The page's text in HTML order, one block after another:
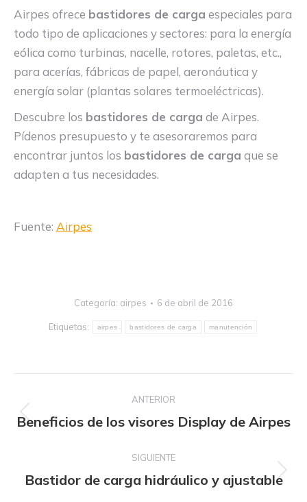
Airpes ofrece bastidores de carga especiales para
todo tipo de aplicaciones y sectores: para la energía
eólica como turbinas, nacelle, rotores, paletas, etc.,
para acerías, fábricas de papel, aeronáutica y
energía solar (plantas solares termoeléctricas).
Descubre los bastidores de carga de Airpes.
Pídenos presupuesto y te asesoraremos para
encontrar juntos los bastidores de carga que se
adapten a tus necesidades.
Fuente: Airpes
Categoría: airpes 6 de abril de 2016
Etiquetas: airpes bastidores de carga manutención
entre
publicaciones
ANTERIOR
Publicación
Beneficios de los visores Display de Airpes
SIGUIENTE
Publicación
Bastidor de carga hidráulico y ajustable